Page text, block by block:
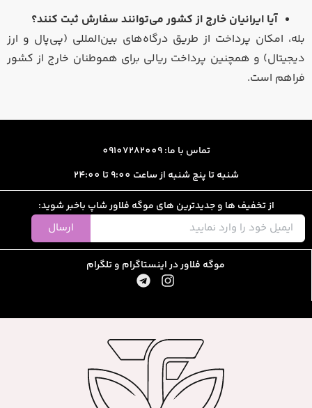
آیا ایرانیان خارج از کشور می‌توانند سفارش ثبت کنند؟
بله، امکان پرداخت از طریق درگاه‌های بین‌المللی (پی‌پال و ارز
دیجیتال) و همچنین پرداخت ریالی برای هموطنان خارج از کشور
فراهم است.
تماس با ما: 09107282009
شنبه تا پنج شنبه از ساعت 9:00 تا 24:00
از تخفیف ها و جدیدترین های موگه فلاور شاپ باخبر شوید:
ارسال
موگه فلاور در اینستاگرام و تلگرام